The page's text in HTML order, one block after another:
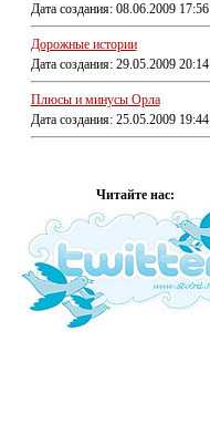
Дата создания: 08.06.2009 17:56
Дорожные истории
Дата создания: 29.05.2009 20:14
Плюсы и минусы Орла
Дата создания: 25.05.2009 19:44
Читайте нас: